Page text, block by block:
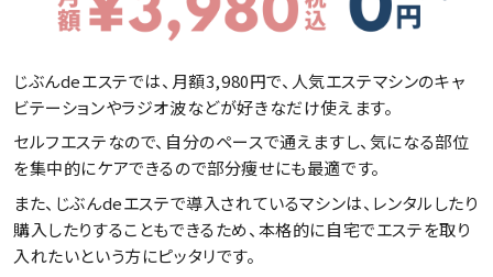
じぶんdeエステでは、月額3,980円で、人気エステマシンのキャ
ビテーションやラジオ波などが好きなだけ使えます。
セルフエステなので、自分のペースで通えますし、気になる部位
を集中的にケアできるので部分痩せにも最適です。
また、じぶんdeエステで導入されているマシンは、レンタルしたり
購入したりすることもできるため、本格的に自宅でエステを取り
入れたいという方にピッタリです。